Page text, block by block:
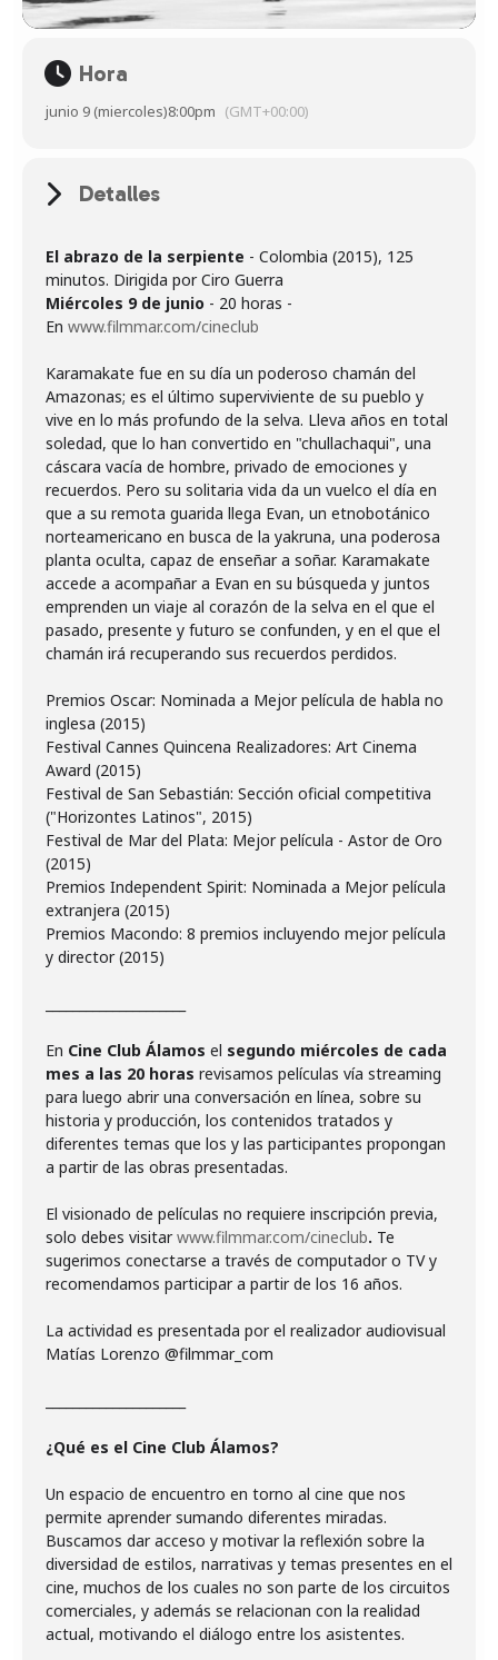
Hora
junio 9 (miercoles)8:00pm (GMT+00:00)
Detalles
El abrazo de la serpiente - Colombia (2015), 125
Miércoles 9 de junio - 20 horas -
En www.filmmar.com/cineclub
Karamakate fue en su día un poderoso chamán del
Amazonas; es el último superviviente de su pueblo y
vive en lo más profundo de la selva. Lleva años en total
soledad, que lo han convertido en "chullachaqui", una
cáscara vacía de hombre, privado de emociones y
recuerdos. Pero su solitaria vida da un vuelco el día en
que a su remota guarida llega Evan, un etnobotánico
norteamericano en busca de la yakruna, una poderosa
planta oculta, capaz de enseñar a soñar. Karamakate
accede a acompañar a Evan en su búsqueda y juntos
emprenden un viaje al corazón de la selva en el que el
pasado, presente y futuro se confunden, y en el que el
chamán irá recuperando sus recuerdos perdidos.
Premios Oscar: Nominada a Mejor película de habla no
inglesa (2015)
Festival Cannes Quincena Realizadores: Art Cinema
Award (2015)
Festival de San Sebastián: Sección oficial competitiva
("Horizontes Latinos", 2015)
Festival de Mar del Plata: Mejor película - Astor de Oro
(2015)
Premios Independent Spirit: Nominada a Mejor película
extranjera (2015)
Premios Macondo: 8 premios incluyendo mejor película
y director (2015)
En Cine Club Álamos el segundo miércoles de cada
mes a las 20 horas revisamos películas vía streaming
para luego abrir una conversación en línea, sobre su
historia y producción, los contenidos tratados y
diferentes temas que los y las participantes propongan
a partir de las obras presentadas.
El visionado de películas no requiere inscripción previa,
solo debes visitarwww.filmmar.com/cineclub. Te
sugerimos conectarse a través de computador o TV y
recomendamos participar a partir de los 16 años.
La actividad es presentada por el realizador audiovisual
Matías Lorenzo @filmmar_com
¿Qué es el Cine Club Álamos?
Un espacio de encuentro en torno al cine que nos
permite aprender sumando diferentes miradas.
Buscamos dar acceso y motivar la reflexión sobre la
diversidad de estilos, narrativas y temas presentes en el
cine, muchos de los cuales no son parte de los circuitos
comerciales, y además se relacionan con la realidad
actual, motivando el diálogo entre los asistentes.